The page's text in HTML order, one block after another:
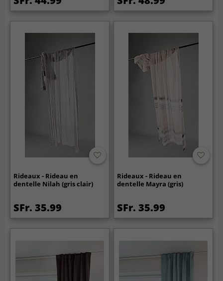
Rideaux - Rideau en
dentelle Nilah (gris clair)
SFr. 35.99
Rideaux - Rideau en
dentelle Mayra (gris)
SFr. 35.99